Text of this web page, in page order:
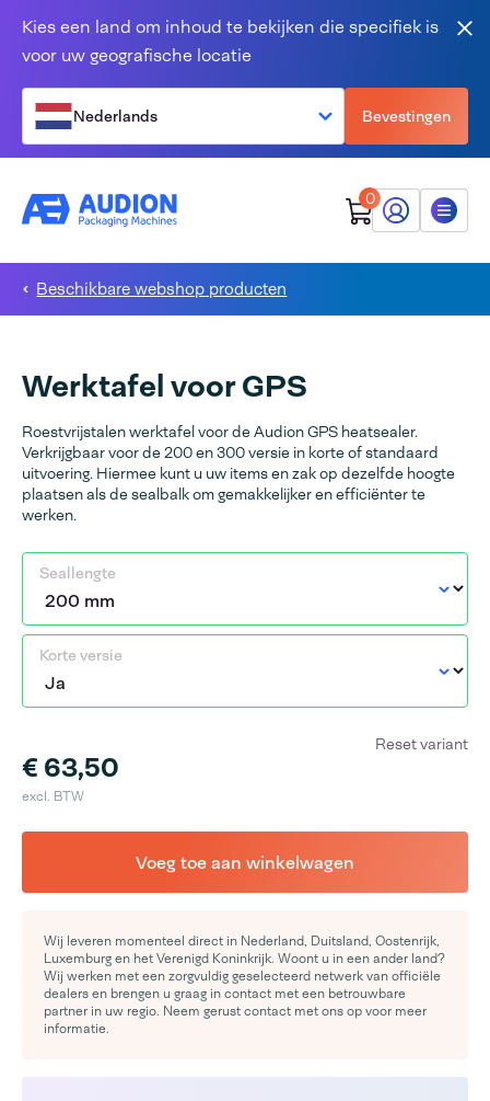
Kies een land om inhoud te bekijken die specifiek is
voor uw geografische locatie
Nederlands Bevestingen
0
Mijn Audion
Menu
Beschikbare webshop producten
Werktafel voor GPS
Roestvrijstalen werktafel voor de Audion GPS heatsealer.
Verkrijgbaar voor de 200 en 300 versie in korte of standaard
uitvoering. Hiermee kunt u uw items en zak op dezelfde hoogte
plaatsen als de sealbalk om gemakkelijker en efficiënter te
werken.
Seallengte
Korte versie
€ 63,50
excl. BTW
Reset variant
Voeg toe aan winkelwagen
Wij leveren momenteel direct in Nederland, Duitsland, Oostenrijk,
Luxemburg en het Verenigd Koninkrijk. Woont u in een ander land?
Wij werken met een zorgvuldig geselecteerd netwerk van officiële
dealers en brengen u graag in contact met een betrouwbare
partner in uw regio. Neem gerust contact met ons op voor meer
informatie.